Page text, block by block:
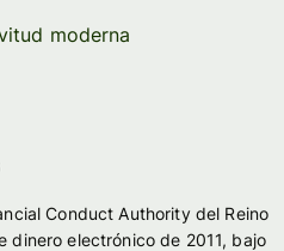
moderna
Conduct Authority del Reino
dinero electrónico de 2011, bajo